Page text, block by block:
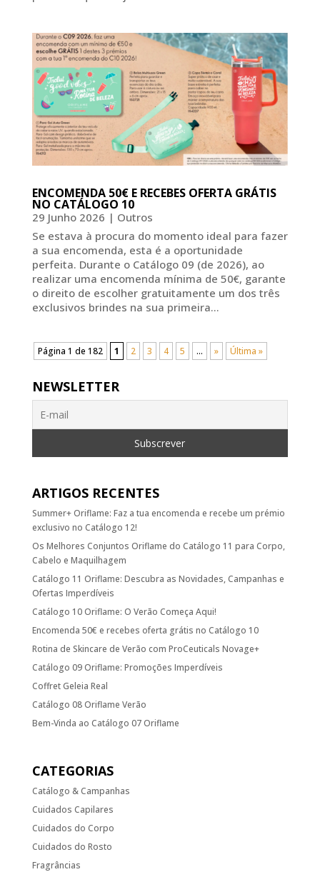
ENCOMENDA 50€ E RECEBES OFERTA GRÁTIS
NO CATÁLOGO 10
29 Junho 2026 | Outros
Se estava à procura do momento ideal para fazer
a sua encomenda, esta é a oportunidade
perfeita. Durante o Catálogo 09 (de 2026), ao
realizar uma encomenda mínima de 50€, garante
o direito de escolher gratuitamente um dos três
exclusivos brindes na sua primeira...
Página 1 de 182 1 2 3 4 5 ... » Última »
NEWSLETTER
ARTIGOS RECENTES
Summer+ Oriflame: Faz a tua encomenda e recebe um prémio
exclusivo no Catálogo 12!
Os Melhores Conjuntos Oriflame do Catálogo 11 para Corpo,
Cabelo e Maquilhagem
Catálogo 11 Oriflame: Descubra as Novidades, Campanhas e
Ofertas Imperdíveis
Catálogo 10 Oriflame: O Verão Começa Aqui!
Encomenda 50€ e recebes oferta grátis no Catálogo 10
Rotina de Skincare de Verão com ProCeuticals Novage+
Catálogo 09 Oriflame: Promoções Imperdíveis
Coffret Geleia Real
Catálogo 08 Oriflame Verão
Bem-Vinda ao Catálogo 07 Oriflame
CATEGORIAS
Catálogo & Campanhas
Cuidados Capilares
Cuidados do Corpo
Cuidados do Rosto
Fragrâncias